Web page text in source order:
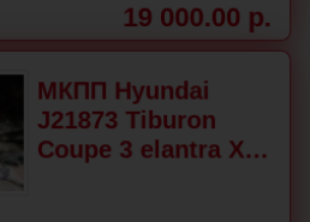
19 000.00 р.
МКПП Hyundai
J21873 Tiburon
Coupe 3 elantra XD